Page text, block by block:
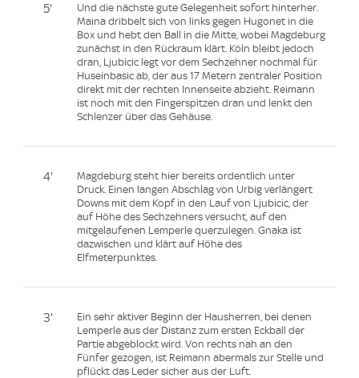
5'
Und die nächste gute Gelegenheit sofort hinterher.
Maina dribbelt sich von links gegen Hugonet in die
Box und hebt den Ball in die Mitte, wobei Magdeburg
zunächst in den Rückraum klärt. Köln bleibt jedoch
dran, Ljubicic legt vor dem Sechzehner nochmal für
Huseinbasic ab, der aus 17 Metern zentraler Position
direkt mit der rechten Innenseite abzieht. Reimann
ist noch mit den Fingerspitzen dran und lenkt den
Schlenzer über das Gehäuse.
4'
Magdeburg steht hier bereits ordentlich unter
Druck. Einen langen Abschlag von Urbig verlängert
Downs mit dem Kopf in den Lauf von Ljubicic, der
auf Höhe des Sechzehners versucht, auf den
mitgelaufenen Lemperle querzulegen. Gnaka ist
dazwischen und klärt auf Höhe des
Elfmeterpunktes.
3'
Ein sehr aktiver Beginn der Hausherren, bei denen
Lemperle aus der Distanz zum ersten Eckball der
Partie abgeblockt wird. Von rechts nah an den
Fünfer gezogen, ist Reimann abermals zur Stelle und
pflückt das Leder sicher aus der Luft.